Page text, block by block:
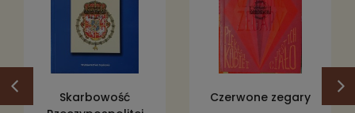
Skarbowość
Czerwone zegary